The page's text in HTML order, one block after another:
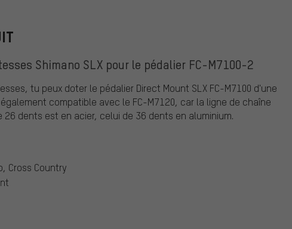
Shimano SLX pour le pédalier FC-M7100-2
tu peux doter le pédalier Direct Mount SLX FC-M7100 d'une
compatible avec le FC-M7120, car la ligne de chaîne
26 dents est en acier, celui de 36 dents en aluminium.
Cross Country